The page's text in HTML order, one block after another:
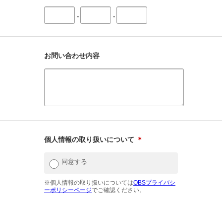
- -
お問い合わせ内容
個人情報の取り扱いについて ＊
同意する
※個人情報の取り扱いについてはOBSプライバシ
ーポリシーページでご確認ください。